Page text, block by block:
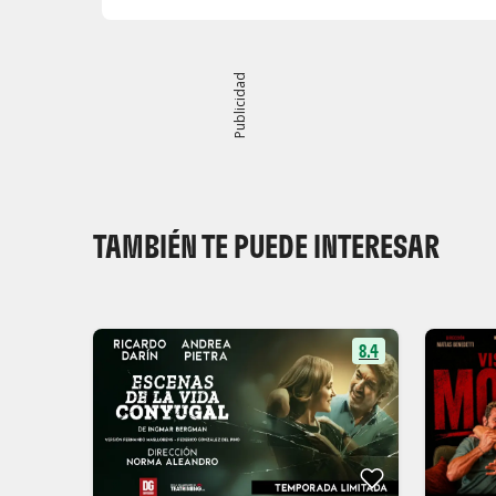
Publicidad
TAMBIÉN TE PUEDE INTERESAR
8.4